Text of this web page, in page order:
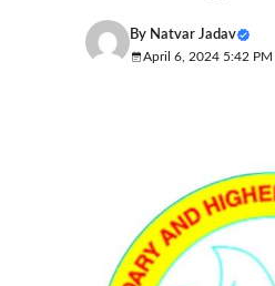
By Natvar Jadav
April 6, 2024 5:42 PM